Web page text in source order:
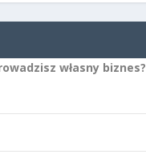
własny biznes?